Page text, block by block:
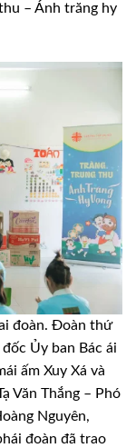
– Ánh trăng hy
đoàn. Đoàn thứ
Ủy ban Bác ái
ấm Xuy Xá và
Văn Thắng – Phó
Nguyên,
đoàn đã trao